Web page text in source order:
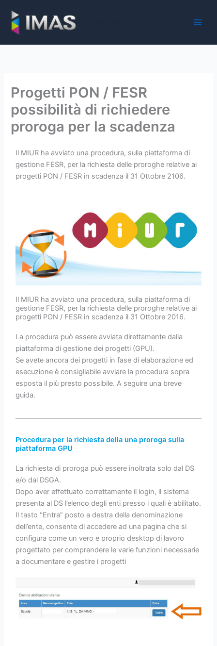
contenuto
Progetti PON / FESR
possibilità di richiedere
proroga per la scadenza
Il MIUR ha avviato una procedura, sulla piattaforma di
gestione FESR, per la richiesta delle proroghe relative ai
progetti PON / FESR in scadenza il 31 Ottobre 2106.
Il MIUR ha avviato una procedura, sulla piattaforma di
gestione FESR, per la richiesta delle proroghe relative ai
progetti PON / FESR in scadenza il 31 Ottobre 2016.
La procedura può essere avviata direttamente dalla
piattaforma di gestione dei progetti (GPU).
Se avete ancora dei progetti in fase di elaborazione ed
esecuzione è consigliabile avviare la procedura sopra
esposta il più presto possibile. A seguire una breve
guida.
Procedura per la richiesta della una proroga sulla
piattaforma GPU
La richiesta di proroga può essere inoltrata solo dal DS
e/o dal DSGA.
Dopo aver effettuato correttamente il login, il sistema
presenta al DS l’elenco degli enti presso i quali è abilitato.
Il tasto “Entra” posto a destra della denominazione
dell’ente, consente di accedere ad una pagina che si
configura come un vero e proprio desktop di lavoro
progettato per comprendere le varie funzioni necessarie
a documentare e gestire i progetti